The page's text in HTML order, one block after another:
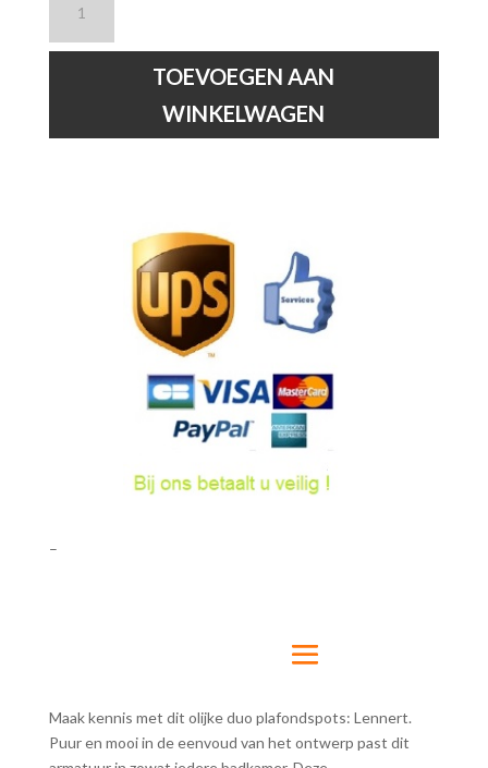
LENNERT
-
-
TOEVOEGEN AAN
WINKELWAGEN
–
Maak kennis met dit olijke duo plafondspots: Lennert.
Puur en mooi in de eenvoud van het ontwerp past dit